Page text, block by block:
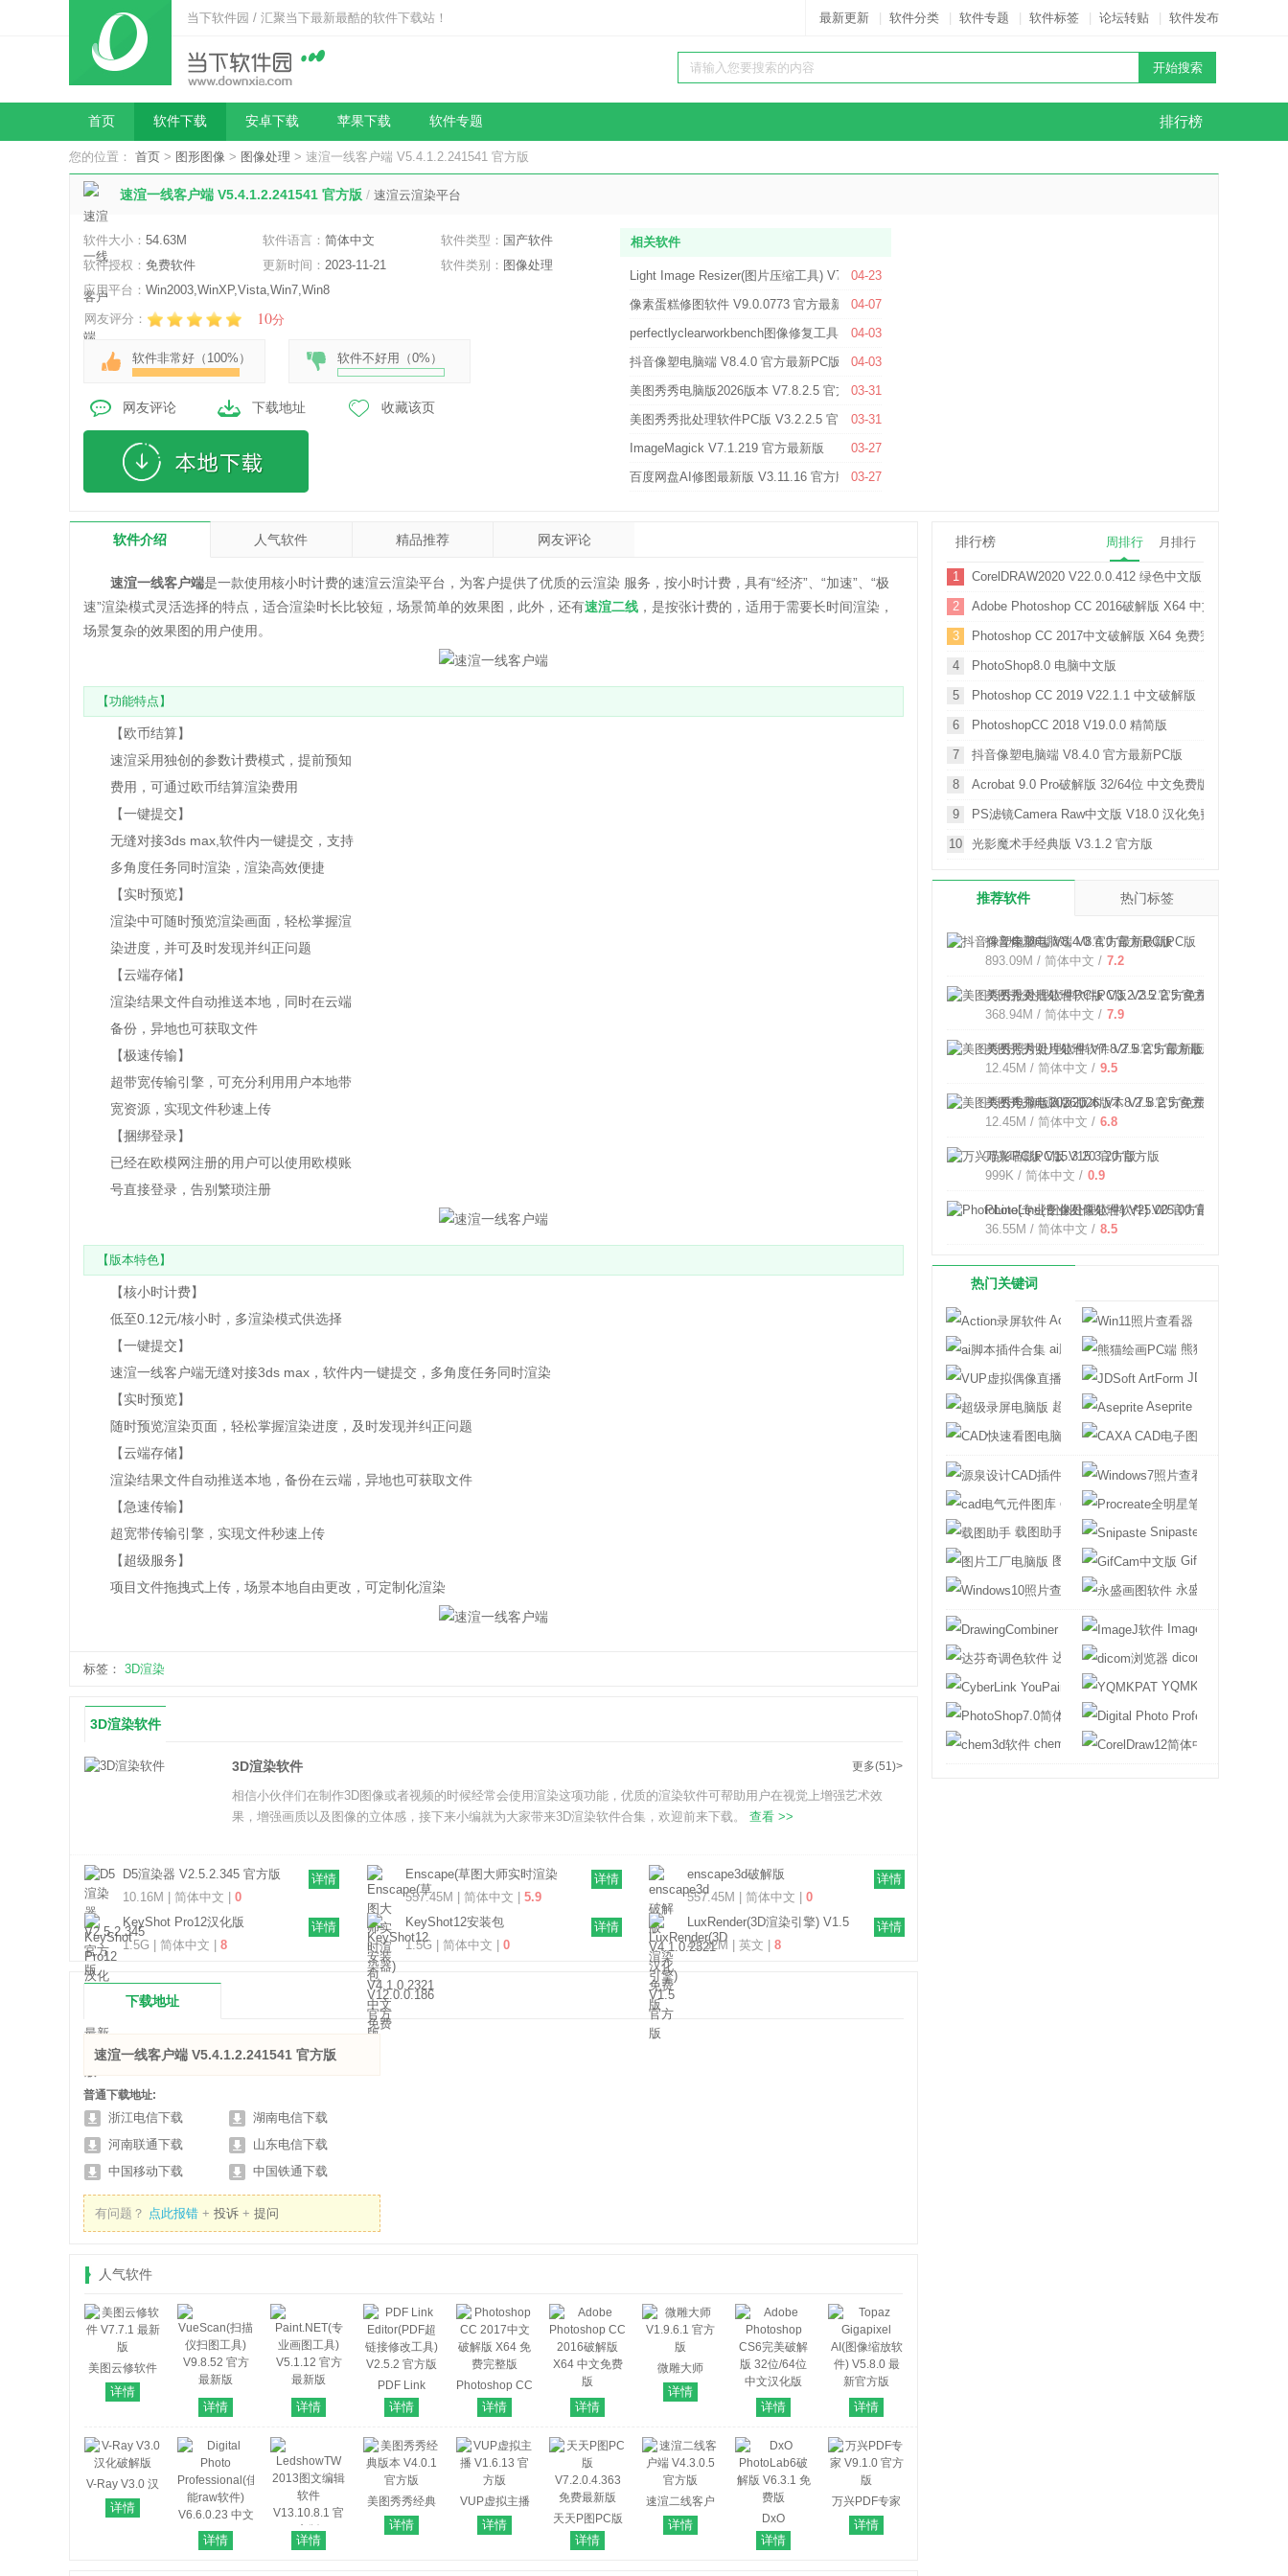
当下软件园 / 汇聚当下最新最酷的软件下载站！ 最新更新 软件分类 软件专题 软件标签 论坛转贴 软件发布
排行榜
首页 软件下载 安卓下载 苹果下载 软件专题
您的位置： 首页 > 图形图像 > 图像处理 > 速渲一线客户端 V5.4.1.2.241541 官方版
速渲一线客户端 V5.4.1.2.241541 官方版 / 速渲云渲染平台
软件大小： 54.63M 软件语言： 简体中文 软件类型： 国产软件
软件授权： 免费软件 更新时间： 2023-11-21 软件类别： 图像处理
应用平台： Win2003,WinXP,Vista,Win7,Win8
网友评分：
10分
软件非常好（ 100% ） 软件不好用（0% ）
网友评论 下载地址 收藏该页
相关软件
04-23
Light Image Resizer(图片压缩工具) V7.6.2.170 中文版
04-07
像素蛋糕修图软件 V9.0.0773 官方最新版
04-03
perfectlyclearworkbench图像修复工具 V5.0.4.3161 官方版
04-03
抖音像塑电脑端 V8.4.0 官方最新PC版
03-31
美图秀秀电脑版2026版本 V7.8.2.5 官方免费版
03-31
美图秀秀批处理软件PC版 V3.2.2.5 官方免费版
03-27
ImageMagick V7.1.219 官方最新版
03-27
百度网盘AI修图最新版 V3.11.16 官方版
软件介绍 人气软件 精品推荐 网友评论
速渲一线客户端是一款使用核小时计费的速渲云渲染平台，为客户提供了优质的云渲染 服务，按小时计费，具有“经济”、“加速”、“极
速”渲染模式灵活选择的特点，适合渲染时长比较短，场景简单的效果图，此外，还有速渲二线 ，是按张计费的，适用于需要长时间渲染，
场景复杂的效果图的用户使用。
【功能特点】
【欧币结算】
速渲采用独创的参数计费模式，提前预知
费用，可通过欧币结算渲染费用
【一键提交】
无缝对接3ds max,软件内一键提交，支持
多角度任务同时渲染，渲染高效便捷
【实时预览】
渲染中可随时预览渲染画面，轻松掌握渲
染进度，并可及时发现并纠正问题
【云端存储】
渲染结果文件自动推送本地，同时在云端
备份，异地也可获取文件
【极速传输】
超带宽传输引擎，可充分利用用户本地带
宽资源，实现文件秒速上传
【捆绑登录】
已经在欧模网注册的用户可以使用欧模账
号直接登录，告别繁琐注册
【版本特色】
【核小时计费】
低至0.12元/核小时，多渲染模式供选择
【一键提交】
速渲一线客户端无缝对接3ds max，软件内一键提交，多角度任务同时渲染
【实时预览】
随时预览渲染页面，轻松掌握渲染进度，及时发现并纠正问题
【云端存储】
渲染结果文件自动推送本地，备份在云端，异地也可获取文件
【急速传输】
超宽带传输引擎，实现文件秒速上传
【超级服务】
项目文件拖拽式上传，场景本地自由更改，可定制化渲染
标签： 3D渲染
3D渲染软件
更多(51)>
3D渲染软件
相信小伙伴们在制作3D图像或者视频的时候经常会使用渲染这项功能，优质的渲染软件可帮助用户在视觉上增强艺术效
果，增强画质以及图像的立体感，接下来小编就为大家带来3D渲染软件合集，欢迎前来下载。 查看 >>
D5渲染器 V2.5.2.345 官方版
10.16M | 简体中文 | 0
详情
Enscape(草图大师实时渲染
器) V4.1.0.2321 中文免费版
557.45M | 简体中文 | 5.9
详情
enscape3d破解版
V4.1.0.2321 汉化免费版
557.45M | 简体中文 |0
详情
KeyShot Pro12汉化版
V12.0.0.186 最新免费版
1.5G | 简体中文 | 8
详情
KeyShot12安装包
V12.0.0.186 官方版
1.5G | 简体中文 | 0
详情
LuxRender(3D渲染引擎) V1.5
官方版
41.32M | 英文 |8
详情
下载地址
速渲一线客户端 V5.4.1.2.241541 官方版
普通下载地址:
浙江电信下载
湖南电信下载
河南联通下载
山东电信下载
中国移动下载
中国铁通下载
有问题？ 点此报错 + 投诉 + 提问
人气软件
美图云修软件
V7.7.1 最新版
详情
VueScan(扫描
仪扫图工具)
V9.8.52 官方
最新版
详情
Paint.NET(专
业画图工具)
V5.1.12 官方
详情
PDF Link
Editor(PDF超
链接修改工具)
V2.5.2 官方版
详情
Photoshop CC
2017中文破解
版 X64 免费完
整版
详情
Adobe
Photoshop CC
2016破解版
X64 中文免费
版
详情
微雕大师
V1.9.6.1 官方
版
详情
Adobe
Photoshop
CS6完美破解
版 32位/64位
中文汉化版
详情
Topaz
Gigapixel
AI(图像缩放软
件) V5.8.0 最
新官方版
详情
V-Ray V3.0 汉
化破解版
详情
Digital Photo
详情
LedshowTW
详情
美图秀秀经典
版本 V4.0.1 官
方版
详情
VUP虚拟主播
V1.6.13 官方
版
详情
天天P图PC版
V7.2.0.4.363
免费最新版
详情
速渲二线客户
端 V4.3.0.5 官
方版
详情
DxO
PhotoLab6破
解版 V6.3.1 免
详情
万兴PDF专家
V9.1.0 官方版
详情
排行榜 周排行 月排行
1 CorelDRAW2020 V22.0.0.412 绿色中文版
2 Adobe Photoshop CC 2016破解版 X64 中文免费版
3 Photoshop CC 2017中文破解版 X64 免费完整版
4 PhotoShop8.0 电脑中文版
5 Photoshop CC 2019 V22.1.1 中文破解版
6 PhotoshopCC 2018 V19.0.0 精简版
7 抖音像塑电脑端 V8.4.0 官方最新PC版
8 Acrobat 9.0 Pro破解版 32/64位 中文免费版
9 PS滤镜Camera Raw中文版 V18.0 汉化免费版
10 光影魔术手经典版 V3.1.2 官方版
推荐软件 热门标签
抖音像塑电脑端 V8.4.0 官方最新PC版
893.09M / 简体中文 / 7.2
美图秀秀批处理软件PC版 V3.2.2.5 官方免费版
368.94M / 简体中文 / 7.9
美图秀秀照片处理软件 V7.8.2.5 官方最新版
12.45M / 简体中文 / 9.5
美图秀秀电脑版2026版本 V7.8.2.5 官方免费版
12.45M / 简体中文 / 6.8
万兴喵影PC版 V15.3.20 官方版
999K / 简体中文 / 0.9
PhotoLine(专业图像处理软件) V25.00 官方最新版
36.55M / 简体中文 / 8.5
热门关键词
Action录屏软件
ai脚本插件合集
熊猫绘画PC端
VUP虚拟偶像直播工具JDSoft ArtForm
超级录屏电脑版 Aseprite
CAD快速看图电脑版
源泉设计CAD插件
cad电气元件图库
载图助手
Snipaste
图片工厂电脑版
GifCam中文版
Windows10照片查看器永盛画图软件
DrawingCombiner
ImageJ软件
达芬奇调色软件
dicom浏览器
CyberLink YouPaintYQMKPAT
PhotoShop7.0简体中文版
chem3d软件